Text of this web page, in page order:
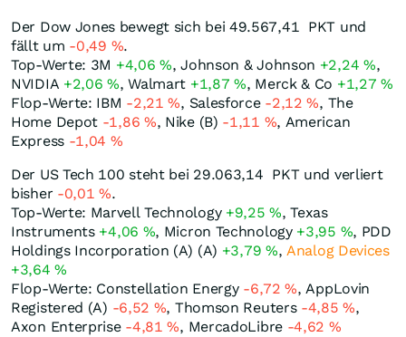
Der Dow Jones bewegt sich bei 49.567,41 PKT und
fällt um -0,49 %.
Top-Werte: 3M +4,06%, Johnson & Johnson +2,24 %,
NVIDIA +2,06%, Walmart +1,87%, Merck & Co +1,27%
Flop-Werte: IBM -2,21%, Salesforce -2,12%, The
Home Depot -1,86 %, Nike (B) -1,11 %, American
Express -1,04 %
Der US Tech 100 steht bei 29.063,14 PKTund verliert
bisher -0,01%.
Top-Werte: Marvell Technology +9,25%, Texas
Instruments +4,06 %, Micron Technology +3,95 %, PDD
Holdings Incorporation (A) (A) +3,79 %,Analog Devices
+3,64%
Flop-Werte: Constellation Energy -6,72%, AppLovin
Registered (A) -6,52 %, Thomson Reuters -4,85%,
Axon Enterprise -4,81%, MercadoLibre -4,62 %